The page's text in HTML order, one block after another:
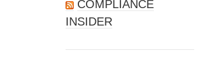
COMPLIANCE
INSIDER